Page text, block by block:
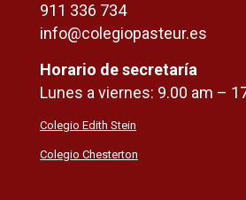
911 336 734
info@colegiopasteur.es
Horario de secretaría
Lunes a viernes: 9.00 am –
Colegio Edith Stein
Colegio Chesterton